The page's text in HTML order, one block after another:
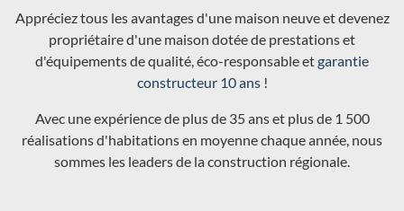
Appréciez tous les avantages d'une maison neuve et devenez
propriétaire d'une maison dotée de prestations et
d'équipements de qualité, éco-responsable etgarantie
constructeur 10 ans!
Avec une expérience de plus de 35 ans et plus de 1 500
réalisations d'habitations en moyenne chaque année, nous
sommes les leaders de la construction régionale.